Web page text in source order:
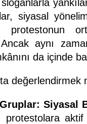
siyasal
protestonun
Ancak aynı
da içinde
değerlendirmek
Siyasal
protestolara